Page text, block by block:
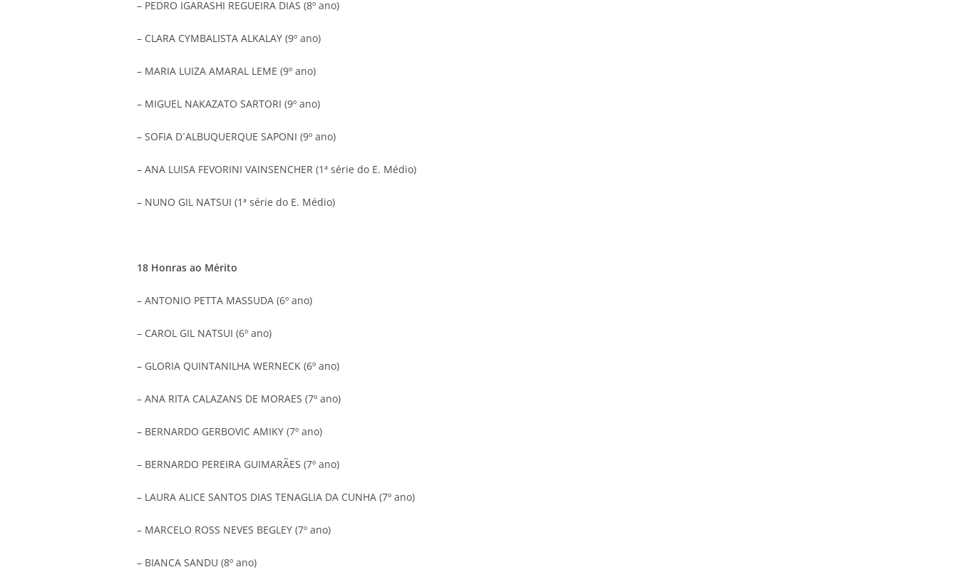
– PEDRO IGARASHI REGUEIRA DIAS (8º ano)
– CLARA CYMBALISTA ALKALAY (9º ano)
– MARIA LUIZA AMARAL LEME (9º ano)
– MIGUEL NAKAZATO SARTORI (9º ano)
– SOFIA D´ALBUQUERQUE SAPONI (9º ano)
– ANA LUISA FEVORINI VAINSENCHER (1ª série do E. Médio)
– NUNO GIL NATSUI (1ª série do E. Médio)
18 Honras ao Mérito
– ANTONIO PETTA MASSUDA (6º ano)
– CAROL GIL NATSUI (6º ano)
– GLORIA QUINTANILHA WERNECK (6º ano)
– ANA RITA CALAZANS DE MORAES (7º ano)
– BERNARDO GERBOVIC AMIKY (7º ano)
– BERNARDO PEREIRA GUIMARÃES (7º ano)
– LAURA ALICE SANTOS DIAS TENAGLIA DA CUNHA (7º ano)
– MARCELO ROSS NEVES BEGLEY (7º ano)
– BIANCA SANDU (8º ano)